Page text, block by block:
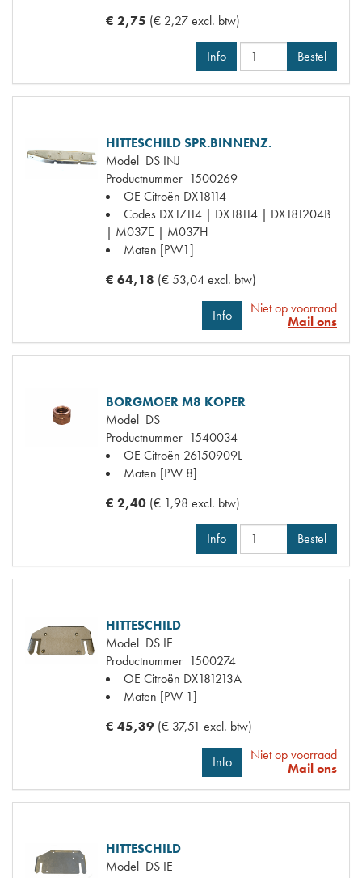
€ 2,75 (€ 2,27 excl. btw)
Info Bestel
HITTESCHILD SPR.BINNENZ.
Model DS INJ
Productnummer 1500269
OE Citroën DX18114
Codes DX17114 | DX18114 | DX181204B
| M037E | M037H
Maten [PW1]
€ 64,18 (€ 53,04 excl. btw)
Info
Niet op voorraad
Mail ons
BORGMOER M8 KOPER
Model DS
Productnummer 1540034
OE Citroën 26150909L
Maten [PW 8]
€ 2,40 (€ 1,98 excl. btw)
Info Bestel
HITTESCHILD
Model DS IE
Productnummer 1500274
OE Citroën DX181213A
Maten [PW 1]
€ 45,39 (€ 37,51 excl. btw)
Info
Niet op voorraad
Mail ons
HITTESCHILD
Model DS IE